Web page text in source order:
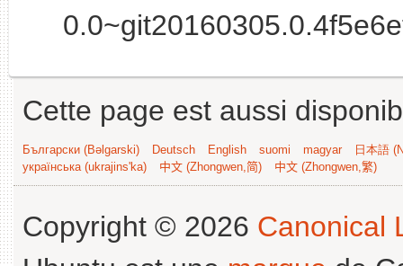
Cette page est aussi
Български (Bəlgarski) Deutsch English suomi magyar
日本語
українська (ukrajins'ka)
中文 (Zhongwen,简) 中文 (Zhongwen,繁)
Copyright © 2026 Canonical